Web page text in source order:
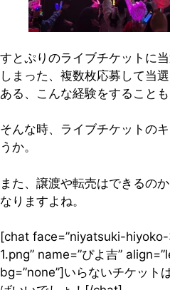
すとぷりのライブチケットに
しまった、複数枚応募して当
ある、こんな経験をすることも
そんな時、ライブチケットの
うか。
また、譲渡や転売はできるの
なりますよね。
[chat face=”niyatsuki-
1.png” name=”ぴよ吉”
bg=”none”]いらないチケット